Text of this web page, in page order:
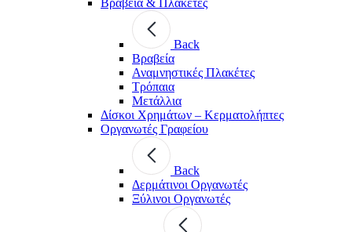
Back
Βραβεία
Αναμνηστικές Πλακέτες
Τρόπαια
Μετάλλια
Δίσκοι Χρημάτων – Κερματολήπτες
Οργανωτές Γραφείου
Back
Δερμάτινοι Οργανωτές
Ξύλινοι Οργανωτές